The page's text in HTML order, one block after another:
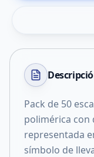
Pack de 50
polimérica con
representada
símbolo de